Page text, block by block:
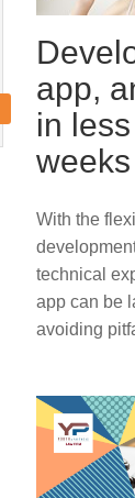
app,
in
weeks
With the
technical
app can be
avoiding